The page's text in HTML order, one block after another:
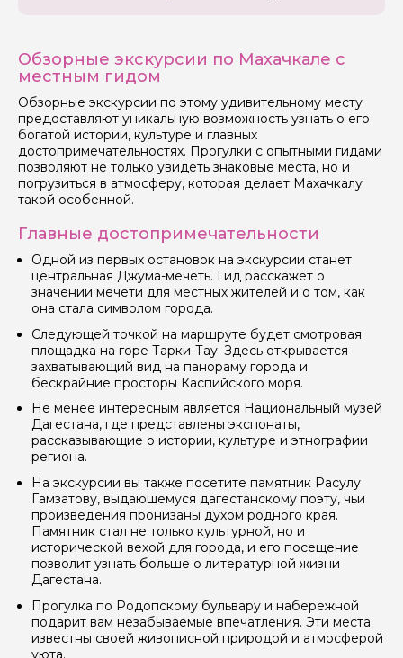
Обзорные экскурсии по Махачкале с
местным гидом
Обзорные экскурсии по этому удивительному месту
предоставляют уникальную возможность узнать о его
богатой истории, культуре и главных
достопримечательностях. Прогулки с опытными гидами
позволяют не только увидеть знаковые места, но и
погрузиться в атмосферу, которая делает Махачкалу
такой особенной.
Главные достопримечательности
Одной из первых остановок на экскурсии станет
центральная Джума-мечеть. Гид расскажет о
значении мечети для местных жителей и о том, как
она стала символом города.
Следующей точкой на маршруте будет смотровая
площадка на горе Тарки-Тау. Здесь открывается
захватывающий вид на панораму города и
бескрайние просторы Каспийского моря.
Не менее интересным является Национальный музей
Дагестана, где представлены экспонаты,
рассказывающие о истории, культуре и этнографии
региона.
На экскурсии вы также посетите памятник Расулу
Гамзатову, выдающемуся дагестанскому поэту, чьи
произведения пронизаны духом родного края.
Памятник стал не только культурной, но и
исторической вехой для города, и его посещение
позволит узнать больше о литературной жизни
Дагестана.
Прогулка по Родопскому бульвару и набережной
подарит вам незабываемые впечатления. Эти места
известны своей живописной природой и атмосферой
уюта.
Ваша электронная почта
Ваш номер телефона
Если у вас есть интересующие вопросы, можете их
задать
Я даю своё согласие на обработку персональных
данных
Отправить